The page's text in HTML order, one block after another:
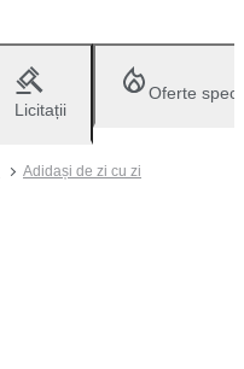
Licitații
Oferte
Adidași de zi cu zi